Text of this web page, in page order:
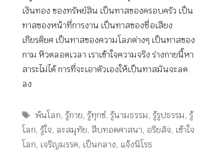
เงินทอง ของทรัพย์สิน เป็นทาสของครอบครัว เป็น
ทาสของหน้าที่การงาน เป็นทาสของชื่อเสียง
เกียรติยศ เป็นทาสของความโลภต่างๆ เป็นทาสของ
กาม หิวตลอดเวลา เราเข้าใจความจริง ร่างกายนี้หา
สาระไม่ได้ การที่จะเอาตัวเองให้เป็นทาสมันจะลด
ลง
Tags
พ้นโลก, รู้กาย, รู้ทุกข์, รู้นามธรรม, รู้รูปธรรม, รู้
โลก, รู้ใจ, ละสมุทัย, สืบทอดศาสนา, อริยสัจ, เข้าใจ
โลก, เจริญมรรค, เป็นกลาง, แจ้งนิโรธ